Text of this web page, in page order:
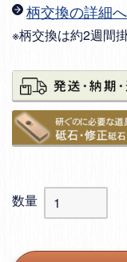
柄交換の詳細へ
※柄交換は約2週間